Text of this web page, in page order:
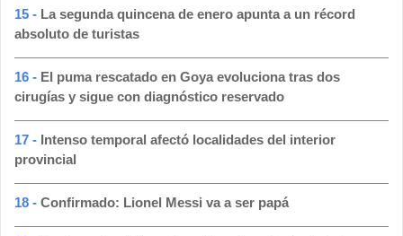
15 - La segunda quincena de enero apunta a un récord
absoluto de turistas
16 - El puma rescatado en Goya evoluciona tras dos
cirugías y sigue con diagnóstico reservado
17 - Intenso temporal afectó localidades del interior
provincial
18 - Confirmado: Lionel Messi va a ser papá